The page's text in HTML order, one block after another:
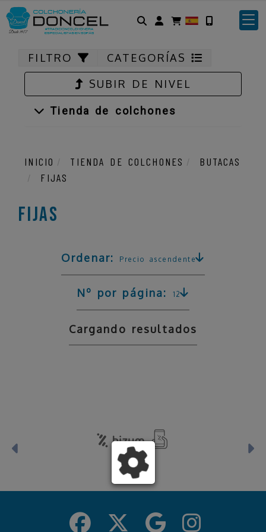
Identifícate
FILTRO
CATEGORÍAS
SUBIR DE NIVEL
Tienda de colchones
INICIO TIENDA DE COLCHONES
BUTACAS
FIJAS
Fijas
Ordenar: Precio ascendente
Nº por página: 12
Cargando resultados